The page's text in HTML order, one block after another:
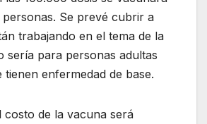
Se prevé cubrir a
trabajando en el tema de la
sería para personas adultas
tienen enfermedad de base.
costo de la vacuna será